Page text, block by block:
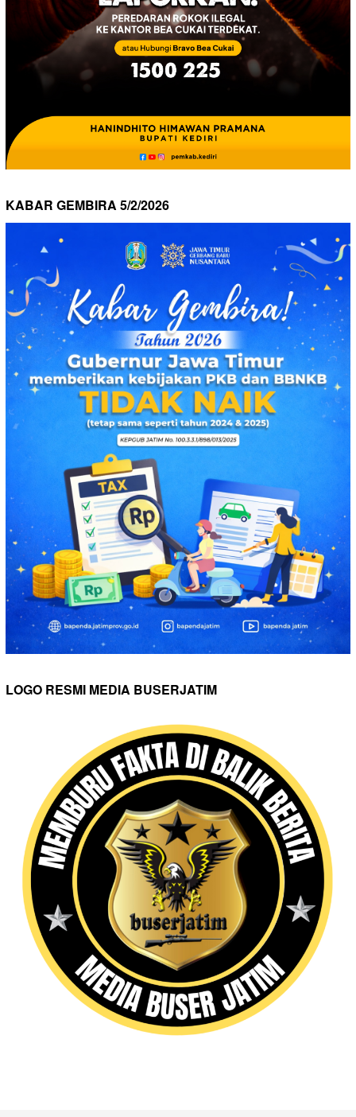
KABAR GEMBIRA 5/2/2026
LOGO RESMI MEDIA BUSERJATIM